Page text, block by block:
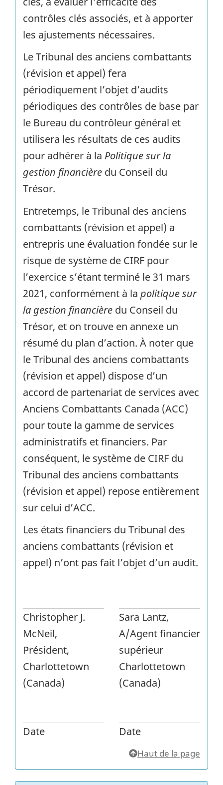
contrôles clés associés, et à apporter
les ajustements nécessaires.
Le Tribunal des anciens combattants
(révision et appel) fera
périodiquement l’objet d’audits
périodiques des contrôles de base par
le Bureau du contrôleur général et
utilisera les résultats de ces audits
pour adhérer à la Politique sur la
gestion financière du Conseil du
Trésor.
Entretemps, le Tribunal des anciens
combattants (révision et appel) a
entrepris une évaluation fondée sur le
risque de système de CIRF pour
l’exercice s’étant terminé le 31 mars
2021, conformément à la politique sur
la gestion financière du Conseil du
Trésor, et on trouve en annexe un
résumé du plan d’action. À noter que
le Tribunal des anciens combattants
(révision et appel) dispose d’un
accord de partenariat de services avec
Anciens Combattants Canada (ACC)
pour toute la gamme de services
administratifs et financiers. Par
conséquent, le système de CIRF du
Tribunal des anciens combattants
(révision et appel) repose entièrement
sur celui d’ACC.
Les états financiers du Tribunal des
anciens combattants (révision et
appel) n’ont pas fait l’objet d’un audit.
Christopher J.
McNeil,
Président,
Charlottetown
(Canada)
Date
Sara Lantz,
A/Agent financier
supérieur
Charlottetown
(Canada)
Date
Haut de la page